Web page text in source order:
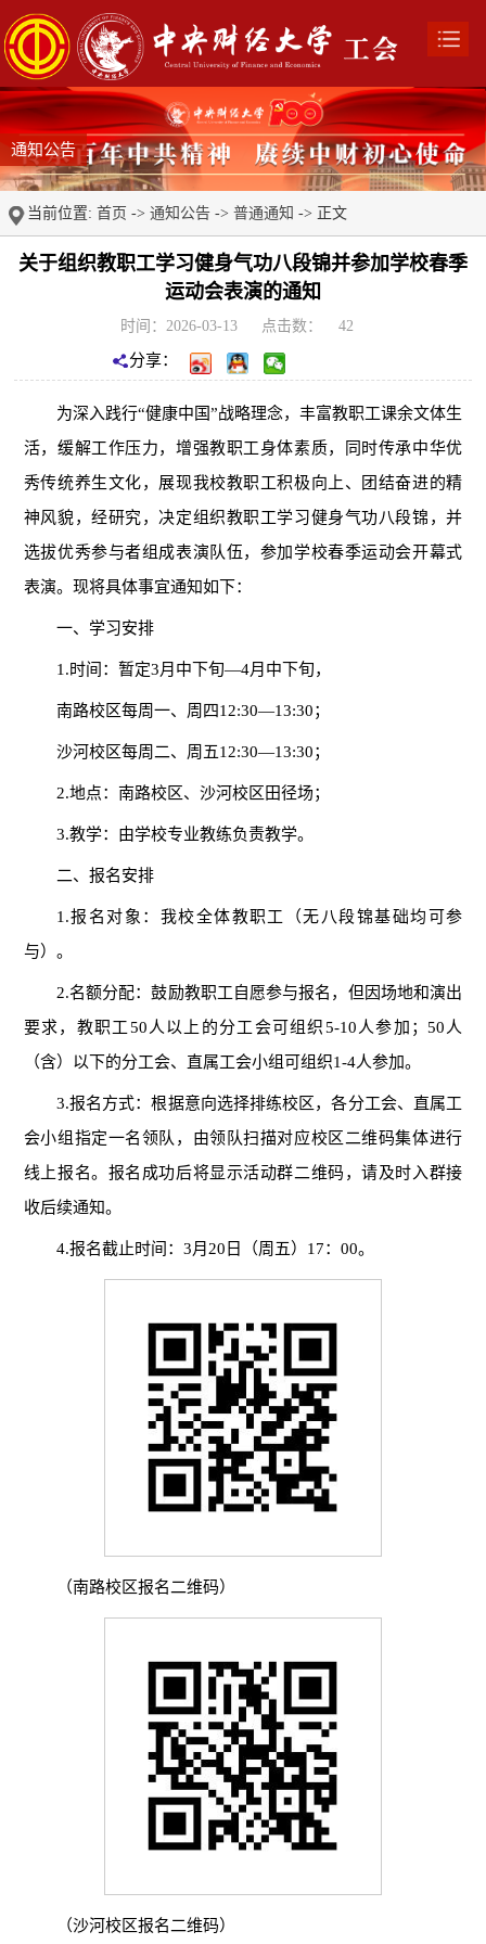
通知公告
当前位置: 首页 -> 通知公告 -> 普通通知 -> 正文
关于组织教职工学习健身气功八段锦并参加学校春季
运动会表演的通知
时间：2026-03-13 点击数： 42
分享：
为深入践行“健康中国”战略理念，丰富教职工课余文体生
活，缓解工作压力，增强教职工身体素质，同时传承中华优
秀传统养生文化，展现我校教职工积极向上、团结奋进的精
神风貌，经研究，决定组织教职工学习健身气功八段锦，并
选拔优秀参与者组成表演队伍，参加学校春季运动会开幕式
表演。现将具体事宜通知如下：
一、学习安排
1.时间：暂定3月中下旬—4月中下旬，
南路校区每周一、周四12:30—13:30；
沙河校区每周二、周五12:30—13:30；
2.地点：南路校区、沙河校区田径场；
3.教学：由学校专业教练负责教学。
二、报名安排
1.报名对象：我校全体教职工（无八段锦基础均可参
与）。
2.名额分配：鼓励教职工自愿参与报名，但因场地和演出
要求，教职工50人以上的分工会可组织5-10人参加；50人
（含）以下的分工会、直属工会小组可组织1-4人参加。
3.报名方式：根据意向选择排练校区，各分工会、直属工
会小组指定一名领队，由领队扫描对应校区二维码集体进行
线上报名。报名成功后将显示活动群二维码，请及时入群接
收后续通知。
4.报名截止时间：3月20日（周五）17：00。
（南路校区报名二维码）
（沙河校区报名二维码）